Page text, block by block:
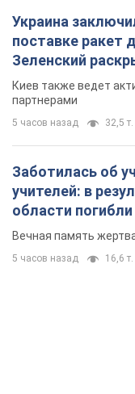
Украина
поставке
Зеленский
Киев также ведет
партнерами
5 часов назад 32,5 т.
Заботилась об
учителей: в
области
муж и внук
Вечная память
5 часов назад 16,6 т.